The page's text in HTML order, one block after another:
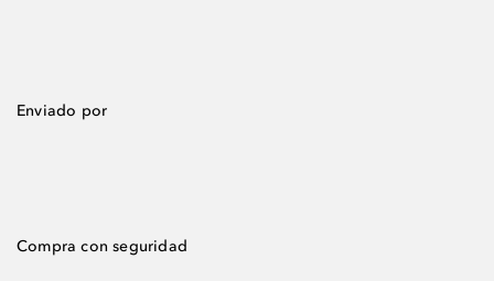
Enviado por
Compra con seguridad